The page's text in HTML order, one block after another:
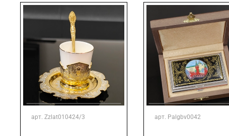
арт. Zzlat010424/3 арт. Palgbv0042